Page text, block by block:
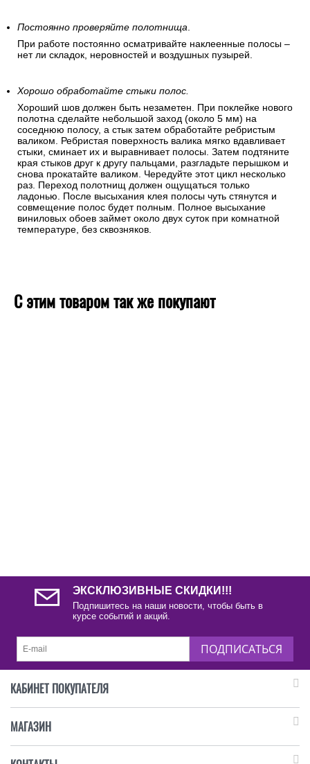
аккуратно отогните угол обоев и разгладьте полосу
«перышком». Если пузыри образовались в середине
полотнища – разгоните их в разные стороны, дробя на
мелкие части и выдавливая на край. Для этого используйте
Постоянно проверяйте полотнища
При работе постоянно осматривайте наклеенные полосы –
нет ли складок, неровностей и воздушных пузырей.
Хорошо обработайте стыки полос.
Хороший шов должен быть незаметен. При поклейке нового
полотна сделайте небольшой заход (около 5 мм) на
соседнюю полосу, а стык затем обработайте ребристым
валиком. Ребристая поверхность валика мягко вдавливает
стыки, сминает их и выравнивает полосы. Затем подтяните
края стыков друг к другу пальцами, разгладьте перышком и
виниловых обоев займет около двух суток при комнатной
температуре, без сквозняков.
ЭКСКЛЮЗИВНЫЕ СКИДКИ!!!
Подпишитесь на наши новости, чтобы быть в
курсе событий и акций.